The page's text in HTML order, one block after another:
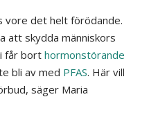
vore det helt förödande.
att skydda människors
får bort hormonstörande
bli av med PFAS. Här vill
säger Maria